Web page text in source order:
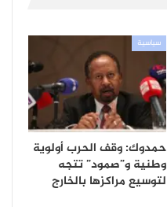
سياسية
حمدوك: وقف الحرب أولوية
وطنية و”صمود” تتجه
لتوسيع مراكزها بالخارج